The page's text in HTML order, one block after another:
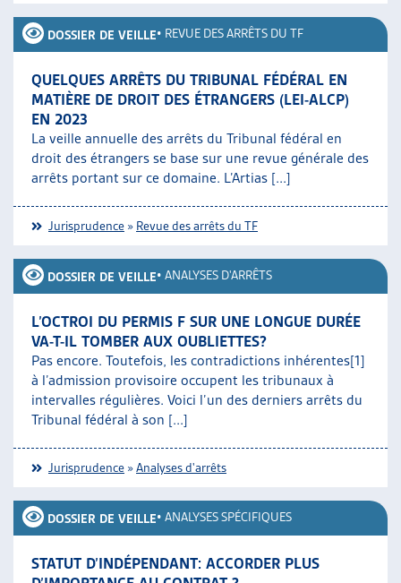
DOSSIER DE VEILLE• REVUE DES ARRÊTS DU TF
QUELQUES ARRÊTS DU TRIBUNAL FÉDÉRAL EN
MATIÈRE DE DROIT DES ÉTRANGERS (LEI-ALCP)
EN 2023
La veille annuelle des arrêts du Tribunal fédéral en
droit des étrangers se base sur une revue générale des
arrêts portant sur ce domaine. L’Artias [...]
Jurisprudence » Revue des arrêts du TF
DOSSIER DE VEILLE• ANALYSES D'ARRÊTS
L’OCTROI DU PERMIS F SUR UNE LONGUE DURÉE
VA-T-IL TOMBER AUX OUBLIETTES?
Pas encore. Toutefois, les contradictions inhérentes[1]
à l’admission provisoire occupent les tribunaux à
intervalles régulières. Voici l’un des derniers arrêts du
Tribunal fédéral à son [...]
Jurisprudence »Analyses d'arrêts
DOSSIER DE VEILLE• ANALYSES SPÉCIFIQUES
STATUT D’INDÉPENDANT: ACCORDER PLUS